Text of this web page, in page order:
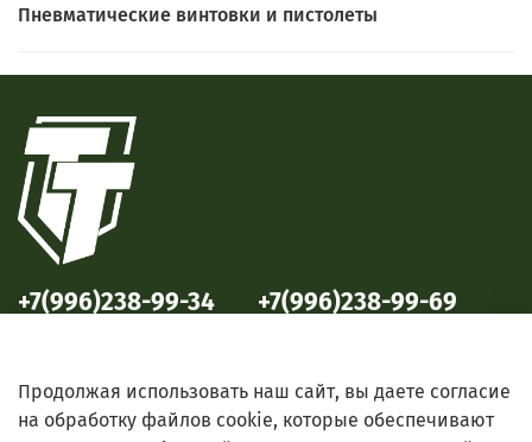
Пневматические винтовки и пистолеты
+7(996)238-99-34 +7(996)238-99-69
Продолжая использовать наш сайт, вы даете согласие
на обработку файлов cookie, которые обеспечивают